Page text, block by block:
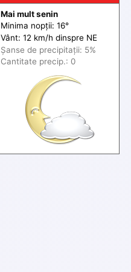
Mai mult senin
Minima nopții: 16°
Vânt: 12 km/h dinspre NE
Șanse de precipitații: 5%
Cantitate precip.: 0